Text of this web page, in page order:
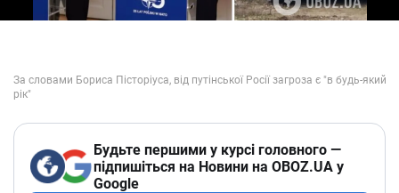
Будьте першими у курсі головного —
підпишіться на Новини на OBOZ.UA у
Google